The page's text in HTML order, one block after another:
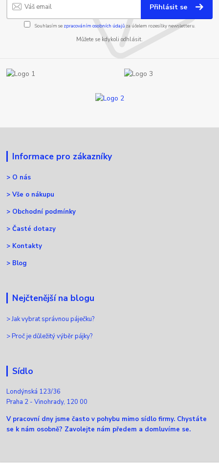
Přihlásit se
Souhlasím se zpracováním osobních údajůza účelem rozesílky newsletteru.
Můžete se kdykoli odhlásit.
Informace pro zákazníky
> O nás
>Vše o nákupu
> Obchodní podmínky
>Časté dotazy
> Kontakty
> Blog
Nejčtenější na blogu
>Jak vybrat správnou páječku?
>Proč je důležitý výběr pájky?
Sídlo
Londýnská 123/36
Praha 2 - Vinohrady, 120 00
V pracovní dny jsme často v pohybu mimo sídlo firmy. Chystáte
se k nám osobně? Zavolejte nám předem a domluvíme se.